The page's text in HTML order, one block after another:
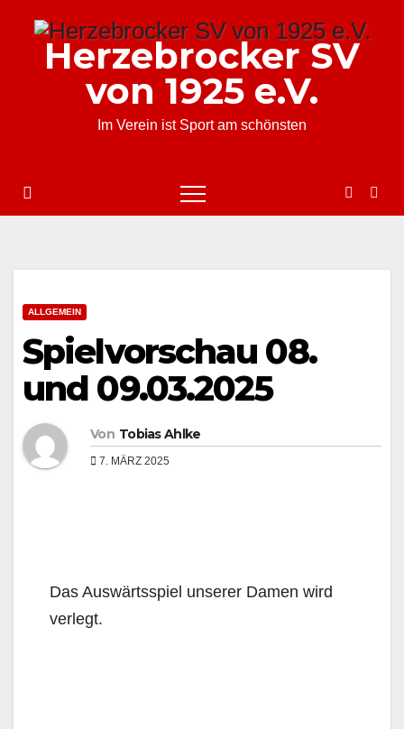
springenHerzebrocker SV
von 1925 e.V.
Im Verein ist Sport am schönsten
ALLGEMEIN
Spielvorschau 08.
und 09.03.2025
Von Tobias Ahlke
7. MÄRZ 2025
Das Auswärtsspiel unserer Damen wird
verlegt.